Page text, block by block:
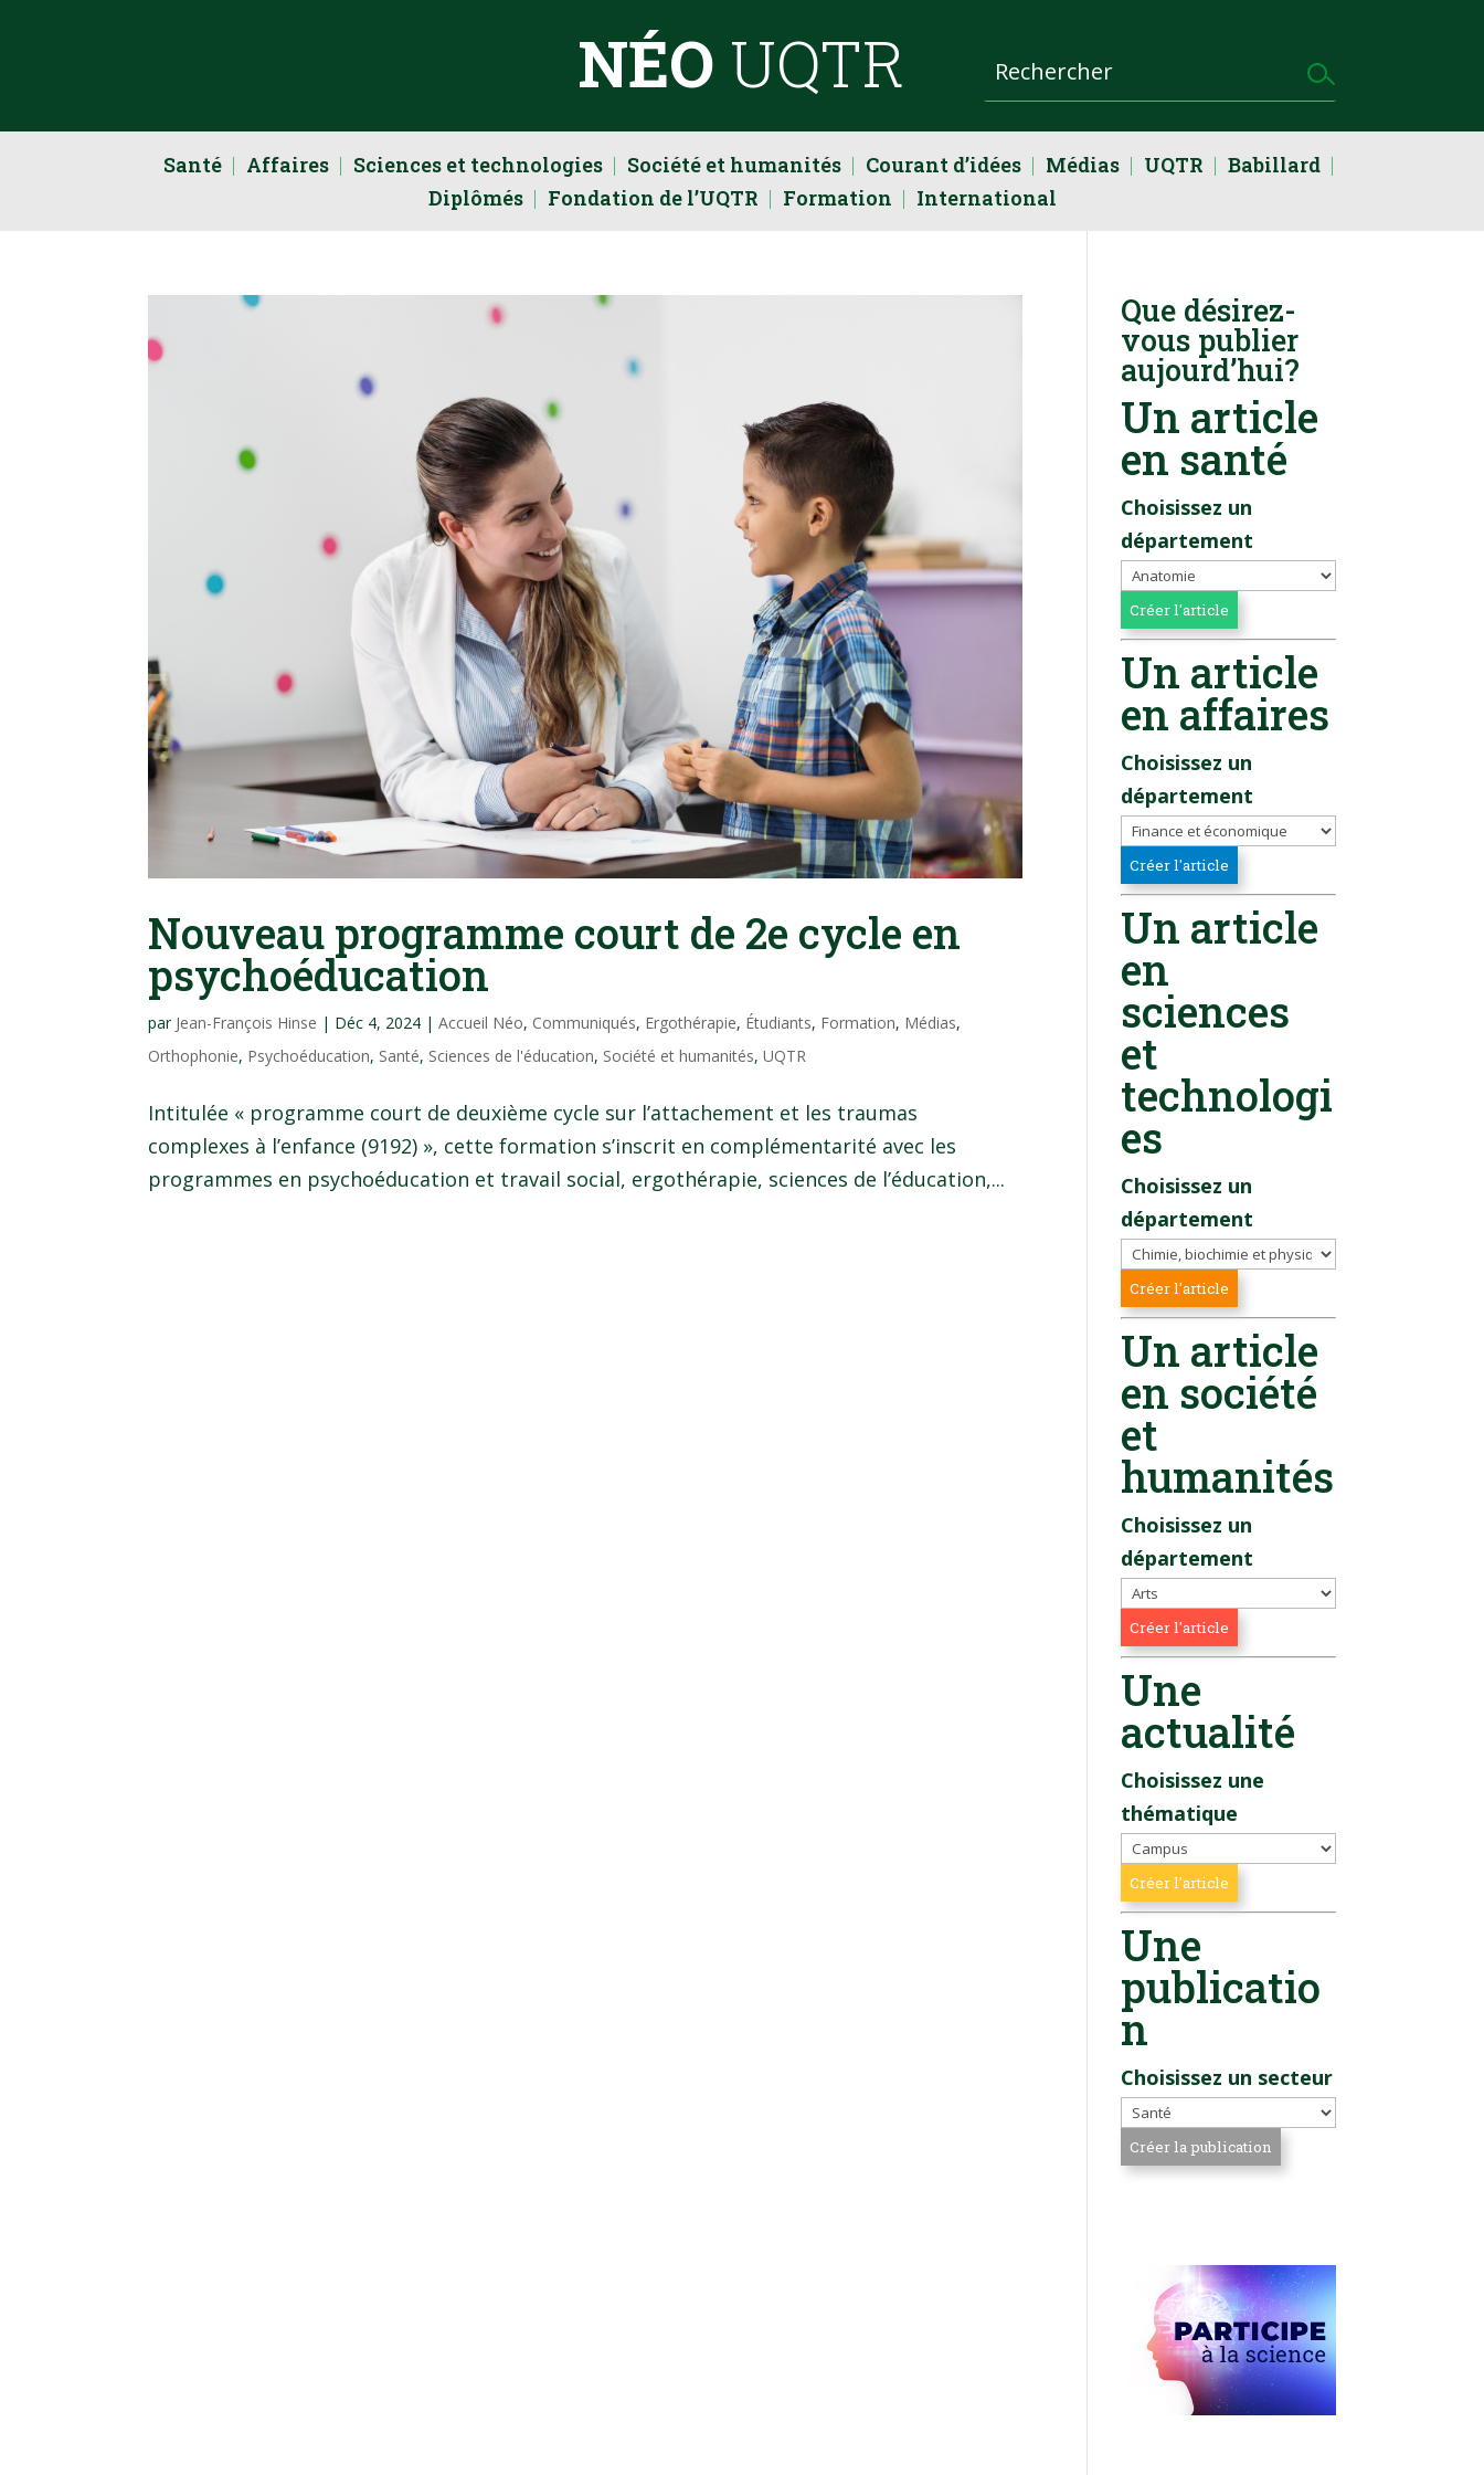
NÉO UQTR
Santé Affaires Sciences et technologies Société et humanités Courant d’idées Médias UQTR
Babillard
Diplômés
Fondation de l’UQTR Formation International
Nouveau programme court de 2e cycle en
psychoéducation
par Jean-François Hinse | Déc 4, 2024 |Accueil Néo, Communiqués, Ergothérapie, Étudiants, Formation, Médias,
Orthophonie, Psychoéducation, Santé, Sciences de l'éducation, Société et humanités,UQTR
Intitulée « programme court de deuxième cycle sur l’attachement et les traumas
complexes à l’enfance (9192) », cette formation s’inscrit en complémentarité avec les
programmes en psychoéducation et travail social, ergothérapie, sciences de l’éducation,...
Que désirez-
vous publier
aujourd’hui?
Un article
en santé
Choisissez un
département
Un article
en affaires
Choisissez un
département
Un article
en
sciences
et
technologi
es
Choisissez un
département
Un article
en société
et
humanités
Choisissez un
département
Une
actualité
Choisissez une
thématique
Une
publicatio
n
Choisissez un secteur